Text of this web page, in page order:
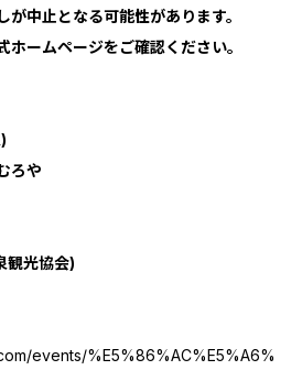
中止となる可能性があります。
ームページをご確認ください。
ろや
光協会)
events/%E5%86%AC%E5%A6%